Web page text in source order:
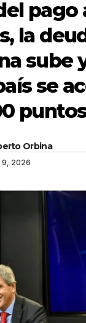
pago
la
sube
se
Orbina
9, 2026